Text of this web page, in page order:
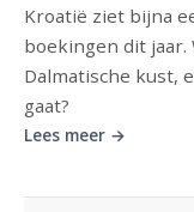
Kroatië ziet bijna
boekingen dit
Dalmatische kust,
gaat?
Lees meer →